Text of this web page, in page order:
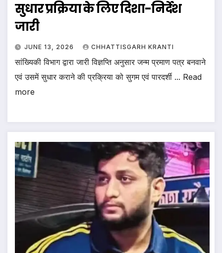
सुधार प्रक्रिया के लिए दिशा-निर्देश
जारी
JUNE 13, 2026 CHHATTISGARH KRANTI
सांख्यिकी विभाग द्वारा जारी विज्ञप्ति अनुसार जन्म प्रमाण पत्र बनवाने
एवं उसमें सुधार कराने की प्रक्रिया को सुगम एवं पारदर्शी ... Read
more